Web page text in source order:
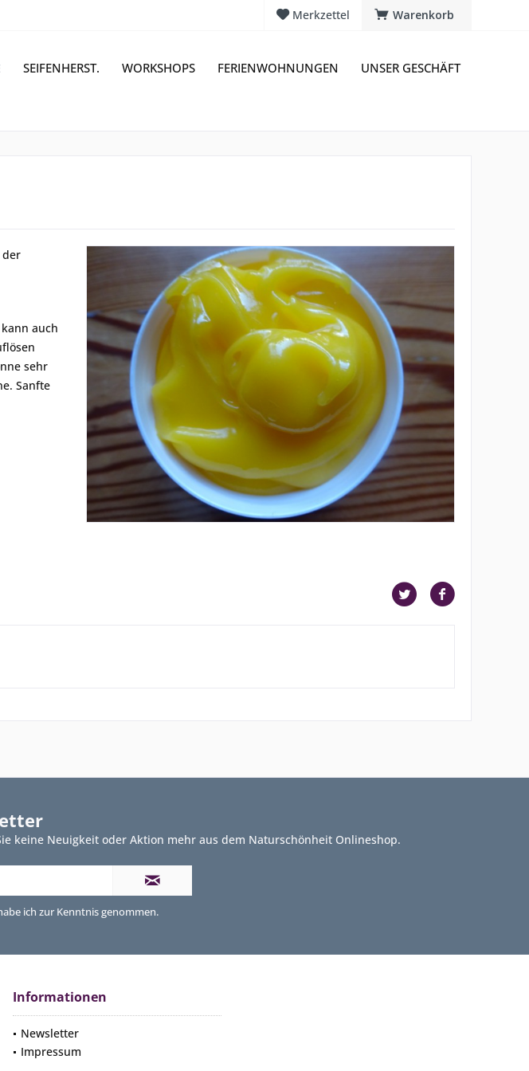
Warenkorb
Merkzettel
SEIFENHERST. WORKSHOPS FERIENWOHNUNGEN UNSER GESCHÄFT
der
auch
sehr
Sanfte
keine Neuigkeit oder Aktion mehr aus dem Naturschönheit Onlineshop.
ich zur Kenntnis genommen.
Informationen
Newsletter
Impressum